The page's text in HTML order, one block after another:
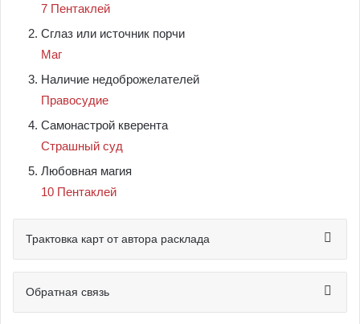
7 Пентаклей
Сглаз или источник порчи
Маг
Наличие недоброжелателей
Правосудие
Самонастрой кверента
Страшный суд
Любовная магия
10 Пентаклей
Трактовка карт от автора расклада
Обратная связь